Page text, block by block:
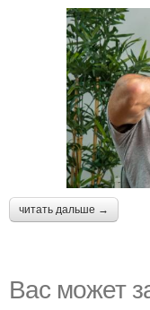
читать дальше →
Вас может